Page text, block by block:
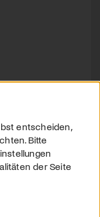
entscheiden,
Bitte
der Seite